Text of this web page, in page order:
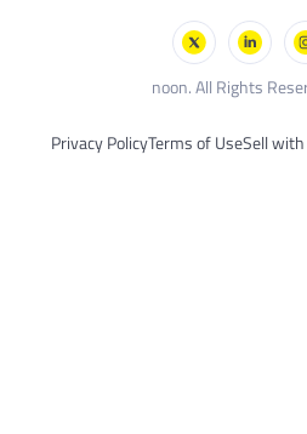
Terms of Use
Privacy Policy